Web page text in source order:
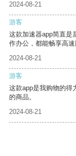
2024-08-21
游客
这款加速器app简直是
作办公，都能畅享高
2024-08-21
游客
这款app是我购物的得
的商品。
2024-08-21